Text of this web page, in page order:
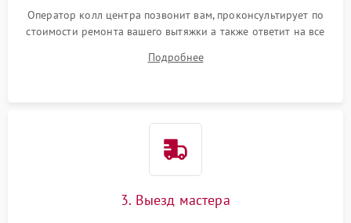
Оператор колл центра позвонит вам, проконсультирует по
стоимости ремонта вашего вытяжки а также ответит на все
Подробнее
3. Выезд мастера